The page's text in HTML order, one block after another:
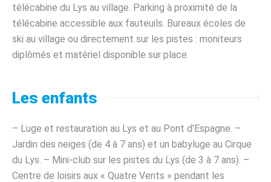
télécabine du Lys au village. Parking à proximité de la
télécabine accessible aux fauteuils. Bureaux écoles de
ski au village ou directement sur les pistes : moniteurs
diplômés et matériel disponible sur place.
Les enfants
– Luge et restauration au Lys et au Pont d’Espagne. –
Jardin des neiges (de 4 à 7 ans) et un babyluge au Cirque
du Lys. – Mini-club sur les pistes du Lys (de 3 à 7 ans). –
Centre de loisirs aux « Quatre Vents » pendant les